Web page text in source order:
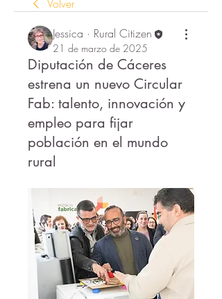
Volver
Jessica · Rural Citizen
21 de marzo de 2025
Diputación de Cáceres
estrena un nuevo Circular
Fab: talento, innovación y
empleo para fijar
población en el mundo
rural